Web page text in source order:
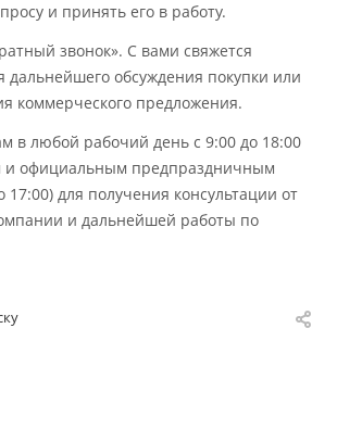
и принять его в работу.
звонок». С вами свяжется
дальнейшего обсуждения покупки или
коммерческого предложения.
в любой рабочий день с 9:00 до 18:00
и официальным предпраздничным
17:00) для получения консультации от
и дальнейшей работы по